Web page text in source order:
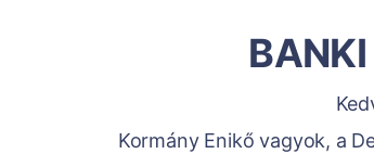
Kormány Enikő vagyok, a